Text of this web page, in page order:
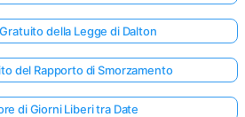
della Legge di Dalton
del Rapporto di Smorzamento
di Giorni Liberi tra Date